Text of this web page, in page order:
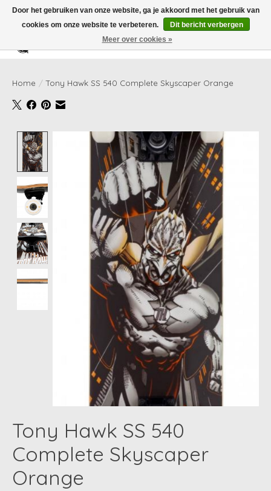
Verlanglijst
Home / Tony Hawk SS 540 Complete Skyscaper Orange
Product image slideshow Items
Tony Hawk SS 540
Complete Skyscaper
Orange
Door het gebruiken van onze website, ga je akkoord met het gebruik van
cookies om onze website te verbeteren.
Dit bericht verbergen
Meer over cookies »